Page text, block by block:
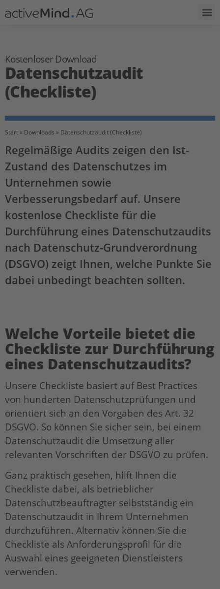
Kostenloser Download
Datenschutzaudit
(Checkliste)
Start » Downloads » Datenschutzaudit (Checkliste)
Regelmäßige Audits zeigen den Ist-
Zustand des Datenschutzes im
Unternehmen sowie
Verbesserungsbedarf auf. Unsere
kostenlose Checkliste für die
Durchführung eines Datenschutzaudits
nach Datenschutz-Grundverordnung
(DSGVO) zeigt Ihnen, welche Punkte Sie
dabei unbedingt beachten sollten.
Welche Vorteile bietet die
Checkliste zur Durchführung
eines Datenschutzaudits?
Unsere Checkliste basiert auf Best Practices
von hunderten Datenschutzprüfungen und
orientiert sich an den Vorgaben des Art. 32
DSGVO. So können Sie sicher sein, bei einem
Datenschutzaudit die Umsetzung aller
relevanten Vorschriften der DSGVO zu prüfen.
Ganz praktisch gesehen, hilft Ihnen die
Checkliste dabei, als betrieblicher
Datenschutzbeauftragter selbstständig ein
Datenschutzaudit in Ihrem Unternehmen
durchzuführen. Alternativ können Sie die
Checkliste als Anforderungsprofil für die
Auswahl eines geeigneten Dienstleisters
verwenden.